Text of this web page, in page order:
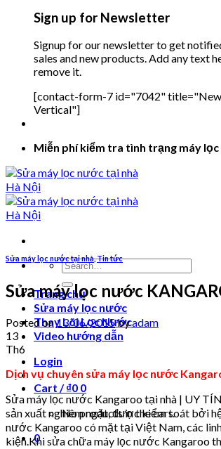
Sign up for Newsletter
Signup for our newsletter to get
sales and new products. Add any text
remove it.
[contact-form-7 id="7042"
Vertical"]
Miễn phí kiểm tra tình trạng máy
Search
for:
Trang chủ
Sửa máy lọc nước
Thay Lõi Lọc Nước
Video hướng dẫn
Login
Cart /₫0 0
No products in the cart.
0
Sửa máy lọc nước tại nhà,Tin tức
Sửa máy lọc nước
Posted on13/06/2015byadam
13
Th6
Dịch vụ chuyên sửa máy lọc nước
Sửa máy lọc nước Kangaroo tại nhà | UY
sản xuất nghiêm ngặt, được kiểm soát bởi
nước Kangaroo có mặt tại Việt Nam, các
kiện.Khi sửa chữa máy lọc nước Kangaroo